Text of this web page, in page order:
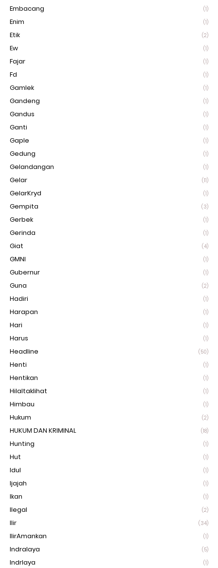
Embacang
(1)
Enim (1)
Etik (2)
Ew (1)
Fajar (1)
Fd (1)
Gamlek (1)
Gandeng (1)
Gandus (1)
Ganti (1)
Gaple (1)
Gedung (1)
Gelandangan (1)
Gelar (11)
GelarKryd (1)
Gempita (3)
Gerbek (1)
Gerinda (1)
Giat (4)
GMNI (1)
Gubernur (1)
Guna (2)
Hadiri (1)
Harapan (1)
Hari (1)
Harus (1)
Headline (50)
Henti (1)
Hentikan (1)
Hilaltaklihat (1)
Himbau (1)
Hukum (2)
HUKUM DAN KRIMINAL (18)
Hunting (1)
Hut (1)
Idul (1)
Ijajah (1)
Ikan (1)
Ilegal (2)
Ilir (34)
IlirAmankan (1)
Indralaya (5)
Indrlaya (1)